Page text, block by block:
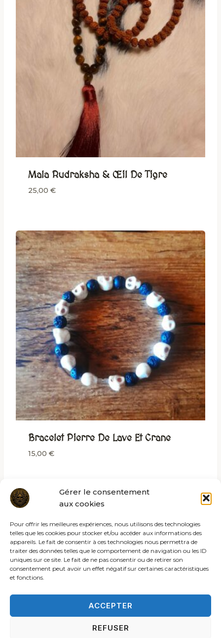
Gérer le consentement
aux cookies
Pour offrir les meilleures expériences, nous utilisons des technologies
telles que les cookies pour stocker et/ou accéder aux informations des
appareils. Le fait de consentir à ces technologies nous permettra de
traiter des données telles que le comportement de navigation ou les ID
uniques sur ce site. Le fait de ne pas consentir ou de retirer son
consentement peut avoir un effet négatif sur certaines caractéristiques
et fonctions.
ACCEPTER
REFUSER
Mala Rudraksha & Œil De Tigre
25,00 €
Bracelet Pierre De Lave Et Crane
15,00 €
© 2026 Les rites de la sybille